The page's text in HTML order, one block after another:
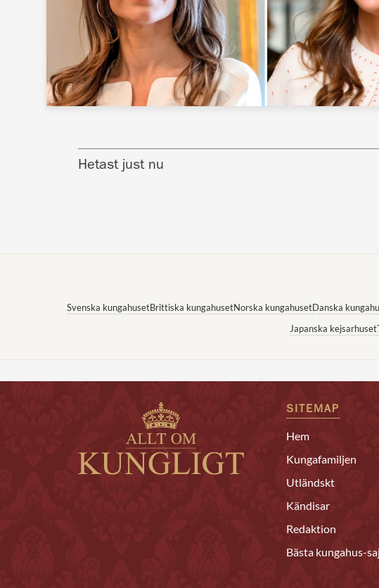
Hetast just nu
Svenska kungahusetBrittiska kungahusetNorska kungahusetDanska
Japanska kejsarhuset
SITEMAP
Hem
Kungafamiljen
Utländskt
Kändisar
Redaktion
Bästa kungahus-